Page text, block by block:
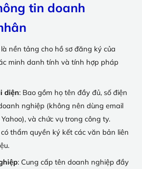
tin doanh
nền tảng cho hồ sơ đăng ký của
minh danh tính và tính hợp pháp
diện: Bao gồm họ tên đầy đủ, số điện
nghiệp (không nên dùng email
và chức vụ trong công ty.
thẩm quyền ký kết các văn bản liên
: Cung cấp tên doanh nghiệp đầy